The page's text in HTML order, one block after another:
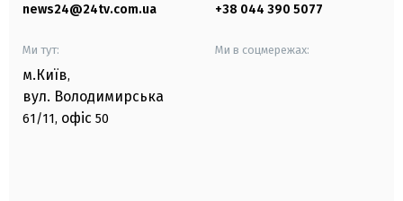
news24@24tv.com.ua +38 044 390 5077
Ми тут:
м.Київ,
вул. Володимирська
61/11, офіс 50
Ми в соцмережах: